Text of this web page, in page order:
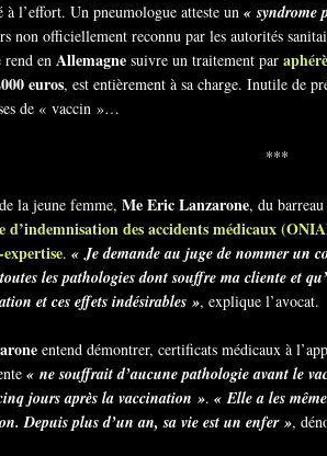
à l’effort. Un pneumologue atteste un « syndrome
non officiellement reconnu par les autorités
rend en Allemagne suivre un traitement par
euros, est entièrement à sa charge. Inutile de
de « vaccin »…
***
la jeune femme, Me Eric Lanzarone, du barreau
d’indemnisation des accidents médicaux
. « Je demande au juge de nommer un
les pathologies dont souffre ma cliente et
et ces effets indésirables », explique l’avocat.
entend démontrer, certificats médicaux à
« ne souffrait d’aucune pathologie avant le
jours après la vaccination ». « Elle a les
Depuis plus d’un an, sa vie est un enfer »,